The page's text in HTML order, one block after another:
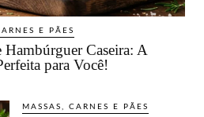
E PÃES
Hambúrguer Caseira: A
para Você!
MASSAS, CARNES E PÃES